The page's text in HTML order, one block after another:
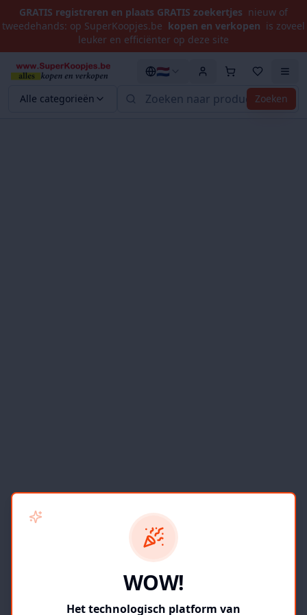
GRATIS registreren en plaats GRATIS zoekertjes nieuw of
tweedehands: op SuperKoopjes.be kopen en verkopen is zoveel
leuker en efficiënter op deze site
Alle categorieën Zoeken
🇳🇱
WOW!
Het technologisch platform van